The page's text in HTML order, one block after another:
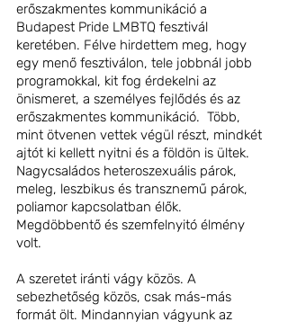
erőszakmentes kommunikáció a
Budapest Pride LMBTQ fesztivál
keretében. Félve hirdettem meg, hogy
egy menő fesztiválon, tele jobbnál jobb
programokkal, kit fog érdekelni az
önismeret, a személyes fejlődés és az
erőszakmentes kommunikáció.  Több,
mint ötvenen vettek végül részt, mindkét
ajtót ki kellett nyitni és a földön is ültek.
Nagycsaládos heteroszexuális párok,
meleg, leszbikus és transznemű párok,
poliamor kapcsolatban élők.
Megdöbbentő és szemfelnyitó élmény
volt.
A szeretet iránti vágy közös. A
sebezhetőség közös, csak más-más
formát ölt. Mindannyian vágyunk az